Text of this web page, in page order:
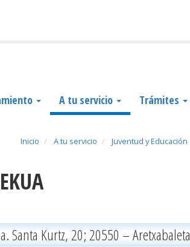
A tu servicio Trámites
Inicio A tu servicio Juventud y Educación
Santa Kurtz, 20; 20550 – Aretxabaleta